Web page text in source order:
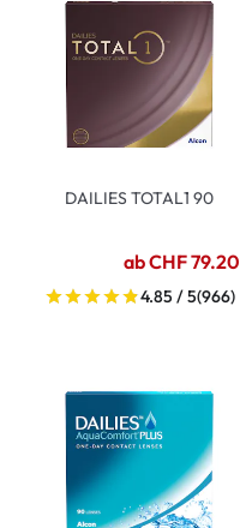
DAILIES TOTAL1 90
ab CHF 79.20
4.85 / 5(966)